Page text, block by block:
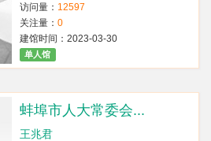
访问量： 12597
关注量： 0
建馆时间：2023-03-30
单人馆
蚌埠市人大常委会...
王兆君